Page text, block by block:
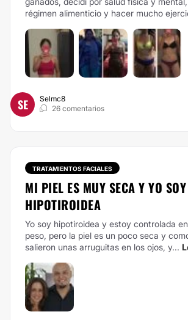
régimen alimenticio y hacer mucho
SE
Selmc8
26 comentarios
TRATAMIENTOS FACIALES
MI PIEL ES MUY SECA Y YO SOY
HIPOTIROIDEA
Yo soy hipotiroidea y estoy controlada
peso, pero la piel es un poco seca y
salieron unas arruguitas en los ojos, y...